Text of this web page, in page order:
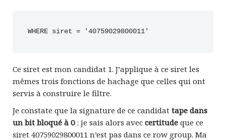
WHERE siret = '40759029800011'
Ce siret est mon candidat 1. J’applique à ce siret les
mêmes trois fonctions de hachage que celles qui ont
servis à construire le filtre.
Je constate que la signature de ce candidat tape dans
un bit bloqué à 0: je sais alors avec certitude que ce
siret 40759029800011 n’est pas dans ce row group. Ma